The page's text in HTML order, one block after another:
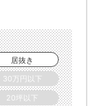
居抜き
30万円以下
20坪以下